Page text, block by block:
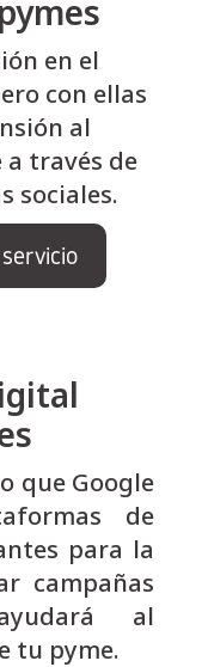
en el
con ellas
al
través de
sociales.
que Google
de
para la
campañas
al
tu pyme.